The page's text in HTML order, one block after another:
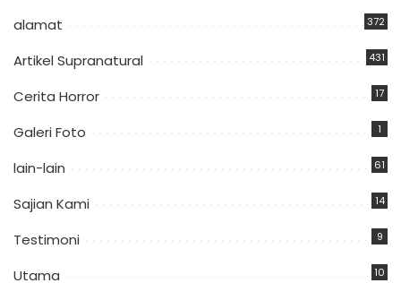
alamat 372
Artikel Supranatural 431
Cerita Horror 17
Galeri Foto 1
lain-lain 61
Sajian Kami 14
Testimoni 9
Utama 10